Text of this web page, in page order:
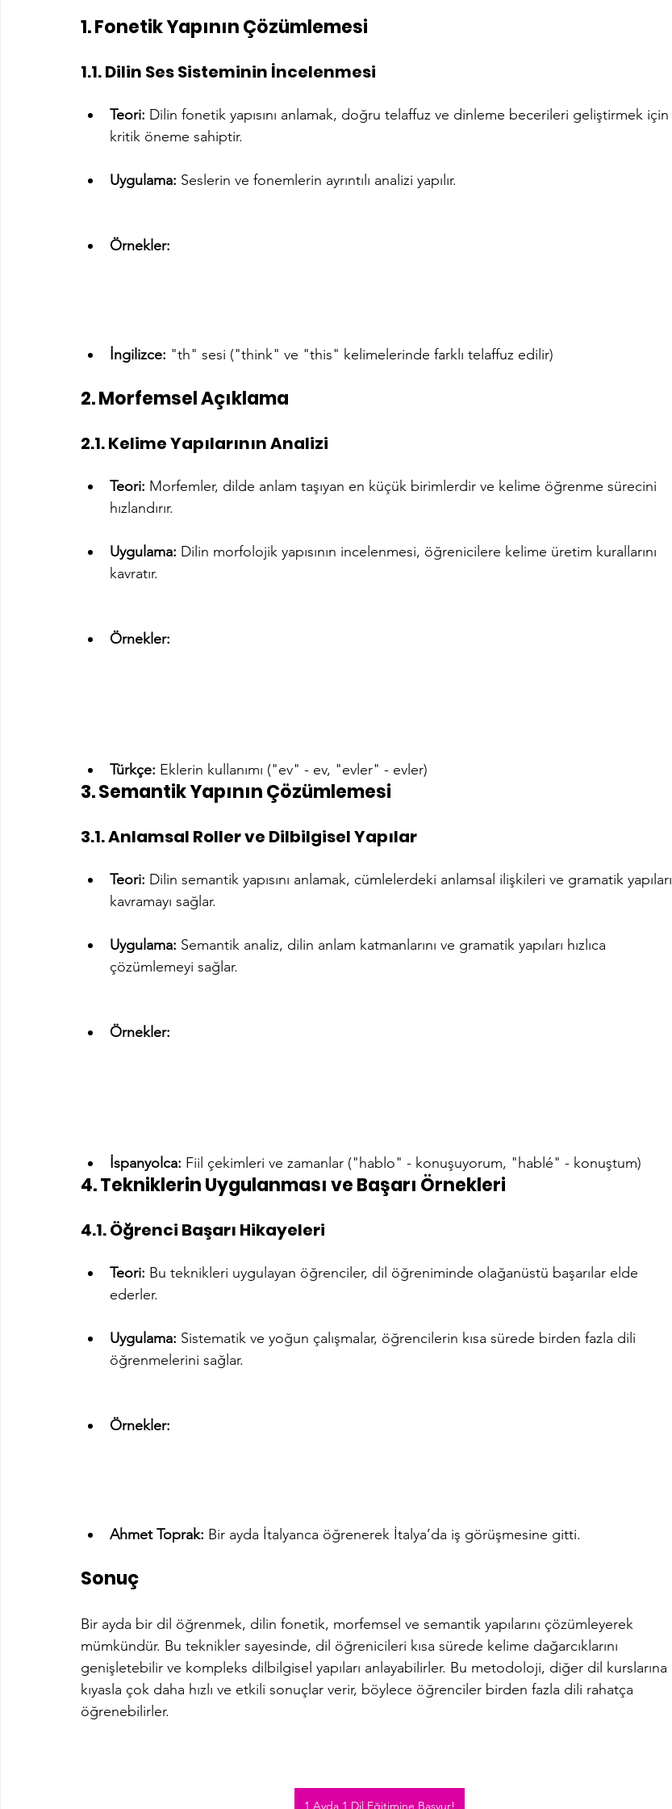
1. Fonetik Yapının Çözümlemesi
1.1. Dilin Ses Sisteminin İncelenmesi
Teori: Dilin fonetik yapısını anlamak, doğru telaffuz ve dinleme becerileri geliştirmek için
kritik öneme sahiptir.
Uygulama: Seslerin ve fonemlerin ayrıntılı analizi yapılır.
Örnekler:
İngilizce: "th" sesi ("think" ve "this" kelimelerinde farklı telaffuz edilir)
2. Morfemsel Açıklama
2.1. Kelime Yapılarının Analizi
Teori: Morfemler, dilde anlam taşıyan en küçük birimlerdir ve kelime öğrenme sürecini
hızlandırır.
Uygulama: Dilin morfolojik yapısının incelenmesi, öğrenicilere kelime üretim kurallarını
kavratır.
Örnekler:
Türkçe: Eklerin kullanımı ("ev" - ev, "evler" - evler)
3. Semantik Yapının Çözümlemesi
3.1. Anlamsal Roller ve Dilbilgisel Yapılar
Teori: Dilin semantik yapısını anlamak, cümlelerdeki anlamsal ilişkileri ve gramatik yapıları
kavramayı sağlar.
Uygulama: Semantik analiz, dilin anlam katmanlarını ve gramatik yapıları hızlıca
çözümlemeyi sağlar.
Örnekler:
İspanyolca: Fiil çekimleri ve zamanlar ("hablo" - konuşuyorum, "hablé" - konuştum)
4. Tekniklerin Uygulanması ve Başarı Örnekleri
4.1. Öğrenci Başarı Hikayeleri
Teori: Bu teknikleri uygulayan öğrenciler, dil öğreniminde olağanüstü başarılar elde
ederler.
Uygulama: Sistematik ve yoğun çalışmalar, öğrencilerin kısa sürede birden fazla dili
öğrenmelerini sağlar.
Örnekler:
Ahmet Toprak: Bir ayda İtalyanca öğrenerek İtalya’da iş görüşmesine gitti.
Sonuç
Bir ayda bir dil öğrenmek, dilin fonetik, morfemsel ve semantik yapılarını çözümleyerek
mümkündür. Bu teknikler sayesinde, dil öğrenicileri kısa sürede kelime dağarcıklarını
genişletebilir ve kompleks dilbilgisel yapıları anlayabilirler. Bu metodoloji, diğer dil kurslarına
kıyasla çok daha hızlı ve etkili sonuçlar verir, böylece öğrenciler birden fazla dili rahatça
öğrenebilirler.
1 Ayda 1 Dil Eğitimine Başvur!